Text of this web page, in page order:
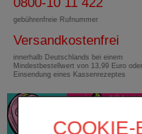
COOKIE-
gebührenfreie Rufnummer
Versandkostenfrei
innerhalb Deutschlands bei einem
Mindestbestellwert von 13,99 Euro
Einsendung eines Kassenrezeptes